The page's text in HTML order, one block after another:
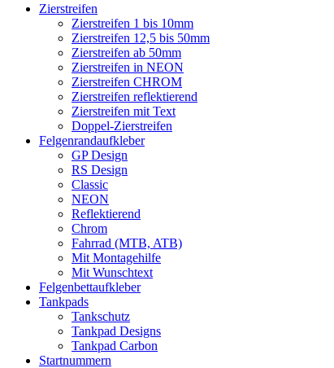
Zierstreifen
Zierstreifen 1 bis 10mm
Zierstreifen 12,5 bis 50mm
Zierstreifen ab 50mm
Zierstreifen in NEON
Zierstreifen CHROM
Zierstreifen reflektierend
Zierstreifen mit Text
Doppel-Zierstreifen
Felgenrandaufkleber
GP Design
RS Design
Classic
NEON
Reflektierend
Chrom
Fahrrad (MTB, ATB)
Mit Montagehilfe
Mit Wunschtext
Felgenbettaufkleber
Tankpads
Tankschutz
Tankpad Designs
Tankpad Carbon
Startnummern